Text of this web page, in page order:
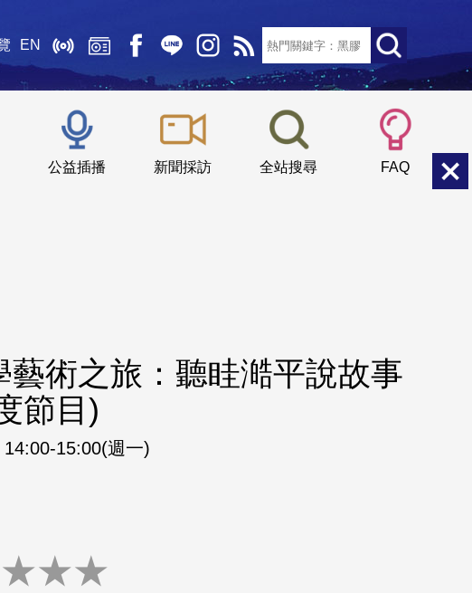
EN
公益插播 新聞採訪 全站搜尋 FAQ
小 中
藝術之旅：聽眭澔平說故事
節目)
14:00-15:00(週一)
★★★